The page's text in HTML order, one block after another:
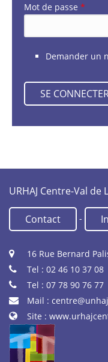
Mot de passe *
Demander un
URHAJ Centre-Val de
Contact -
16 Rue Bernard
Tel : 02 46 10 37 08
Tel : 07 78 90 76 77
Mail :
Site :